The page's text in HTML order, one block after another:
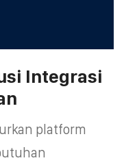
Integrasi
platform